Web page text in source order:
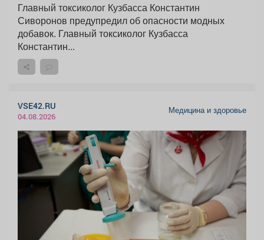
Главный токсиколог Кузбасса Константин
Сиворонов предупредил об опасности модных
добавок. Главный токсиколог Кузбасса
Константин...
VSE42.RU
04.08.2026
Медицина и здоровье